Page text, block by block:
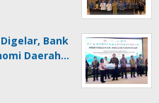
Bank
Daerah…